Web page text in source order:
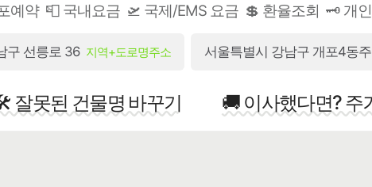
예약 📮 국내요금 🛫 국제/EMS 요금 💲 환율조회 🗝️ 개인
구 선릉로 36 지역+도로명주소 서울특별시 강남구 개포4동
잘못된 건물명 바꾸기 🚚 이사했다면?